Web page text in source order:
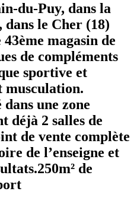
du-Puy, dans la
dans le Cher (18)
magasin de
de compléments
sportive et
musculation.
une zone
déjà 2 salles de
de vente complète
de l’enseigne et
de